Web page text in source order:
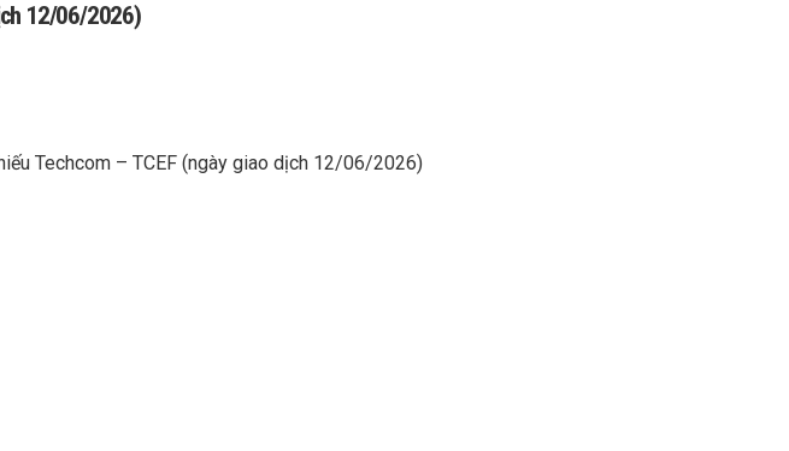
12/06/2026)
Techcom – TCEF (ngày giao dịch 12/06/2026)